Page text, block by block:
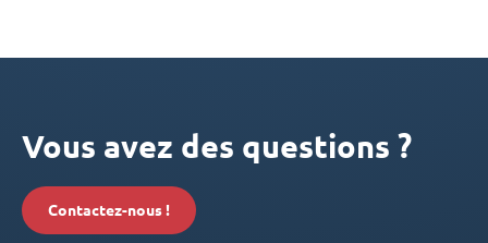
Vous avez des questions ?
Contactez-nous !